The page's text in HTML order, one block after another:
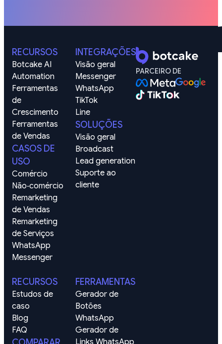
RECURSOS
Botcake AI
Automation
Ferramentas
de
Crescimento
Ferramentas
de Vendas
CASOS DE
USO
Comércio
Não‑comércio
Remarketing
de Vendas
Remarketing
de Serviços
WhatsApp
Messenger
INTEGRAÇÕES
Visão geral
Messenger
WhatsApp
TikTok
Line
SOLUÇÕES
Visão geral
Broadcast
Lead generation
Suporte ao
cliente
RECURSOS
Estudos de
caso
Blog
FAQ
FERRAMENTAS
Gerador de
Botões
WhatsApp
Gerador de
Links WhatsApp
PARCEIRO DE